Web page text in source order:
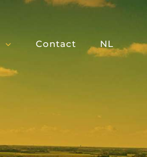
Contact NL